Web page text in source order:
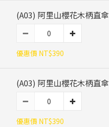
(A03) 阿里山櫻花木柄直
優惠價 NT$390
(A03) 阿里山櫻花木柄直
優惠價 NT$390